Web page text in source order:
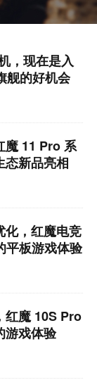
，现在是入
舰的好机会
魔 11 Pro 系
态新品亮相
化，红魔电竞
平板游戏体验
红魔 10S Pro
游戏体验